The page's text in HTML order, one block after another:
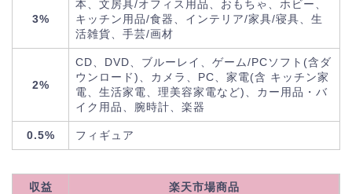
3%
本、文房具/オフィス用品、おもちゃ、ホビー、
キッチン用品/食器、インテリア/家具/寝具、生
活雑貨、手芸/画材
2%
CD、DVD、ブルーレイ、ゲーム/PCソフト(含ダ
ウンロード)、カメラ、PC、家電(含 キッチン家
電、生活家電、理美容家電など)、カー用品・バ
イク用品、腕時計、楽器
0.5% フィギュア
収益 楽天市場商品